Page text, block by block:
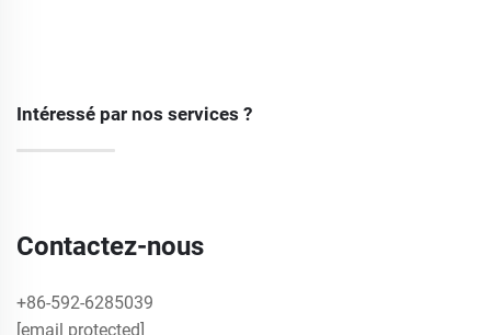
Intéressé par nos services ?
Contactez-nous
+86-592-6285039
[email protected]